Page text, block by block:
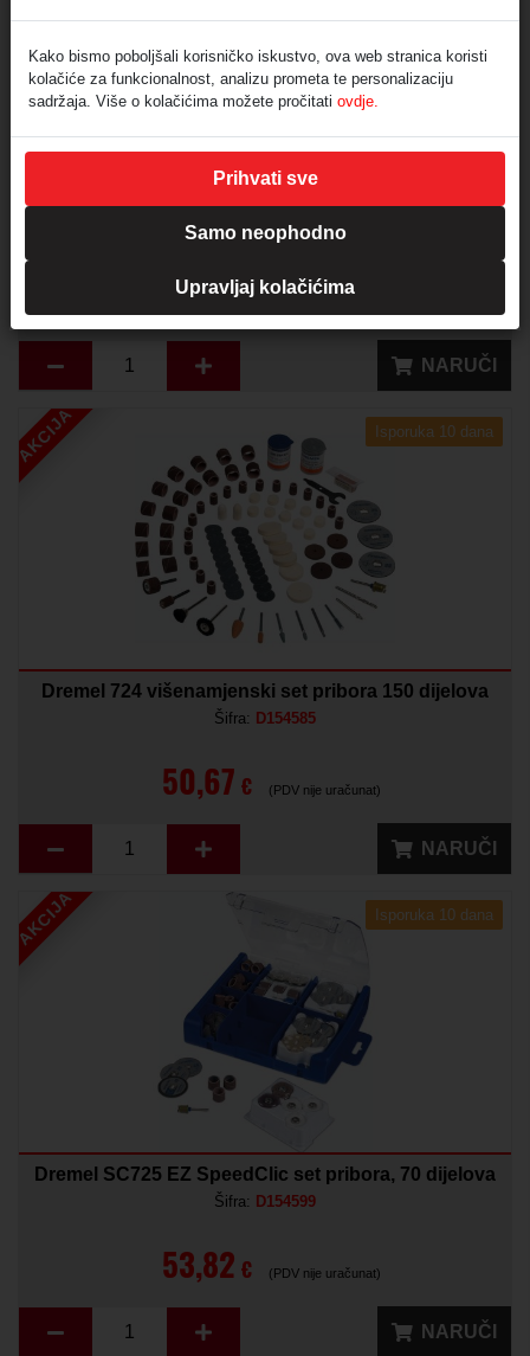
Dremel SC690 EZ SpeedClic set pribora za rezanje
Šifra:D154564
23,16 €
NARUČI
AKCIJA Isporuka 10 dana
Dremel 724 višenamjenski set pribora 150 dijelova
Šifra: D154585
50,67 € (PDV nije uračunat)
NARUČI
AKCIJA Isporuka 10 dana
Dremel SC725 EZ SpeedClic set pribora, 70 dijelova
Šifra: D154599
53,82 € (PDV nije uračunat)
NARUČI
Kako bismo poboljšali korisničko iskustvo, ova web stranica koristi
kolačiće za funkcionalnost, analizu prometa te personalizaciju
sadržaja. Više o kolačićima možete pročitati ovdje.
Prihvati sve
Samo neophodno
Upravljaj kolačićima